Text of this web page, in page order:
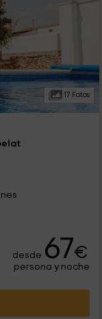
17 Fotos
desde 67€
persona y noche